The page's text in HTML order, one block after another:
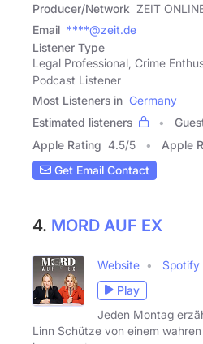
Producer/Network ZEIT
Email ****@zeit.de
Listener Type
Legal Professional, Crime
Podcast Listener
Most Listeners in Germany
Estimated listeners
Apple Rating 4.5/5 Apple
Get Email Contact
4. MORD AUF EX
Website Spotify
Play
Jeden Montag
Linn Schütze von einem